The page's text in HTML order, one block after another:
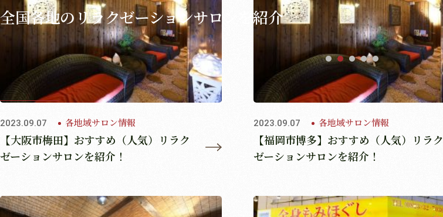
全国各地のリラクゼーションサロンを紹介
2023.09.07 各地域サロン情報
【大阪市梅田】おすすめ（人気）リラク
ゼーションサロンを紹介！
2023.09.07 各地域サロン情報
【福岡市博多】おすすめ（人気）リラク
ゼーションサロンを紹介！